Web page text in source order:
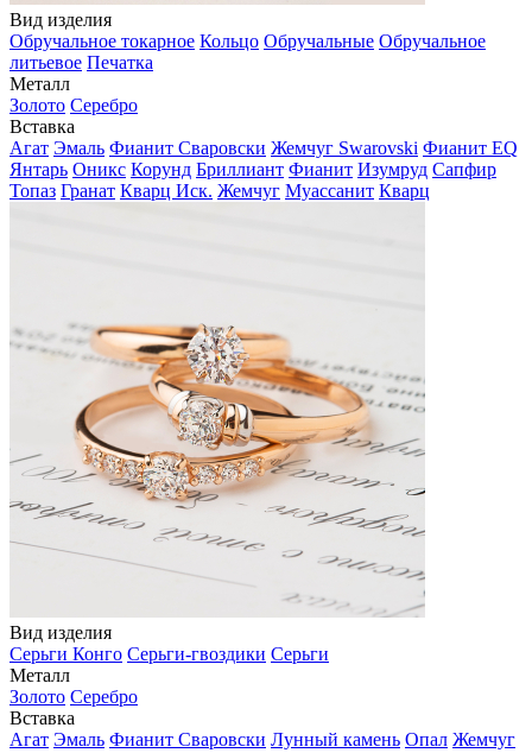
Вид изделия
Обручальное токарное Кольцо Обручальные Обручальное
литьевое Печатка
Металл
Золото Серебро
Вставка
Агат Эмаль Фианит Сваровски Жемчуг Swarovski Фианит EQ
Янтарь Оникс Корунд Бриллиант Фианит Изумруд Сапфир
Топаз Гранат Кварц Иск. Жемчуг Муассанит Кварц
Вид изделия
Серьги Конго Серьги-гвоздики Серьги
Металл
Золото Серебро
Вставка
Агат Эмаль Фианит Сваровски Лунный камень Опал Жемчуг